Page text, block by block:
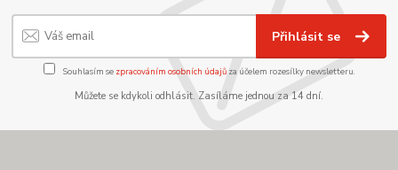
Přihlásit se
Souhlasím se zpracováním osobních údajůza účelem rozesílky newsletteru.
Můžete se kdykoli odhlásit. Zasíláme jednou za 14 dní.